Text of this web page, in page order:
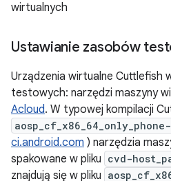
wirtualnych
Ustawianie zasobów
Urządzenia wirtualne Cuttlefish
testowych: narzędzi maszyny
Acloud. W typowej kompilacji
ci.android.com ) narzędzia
spakowane w pliku cvd-
znajdują się w pliku